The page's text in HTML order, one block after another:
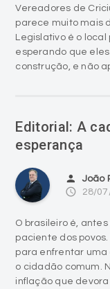
Vereadores de
parece muito mais
Legislativo é o
esperando que
construção, e não
Editorial: A
esperança
person João
access_time 28/
O brasileiro é,
paciente dos
para enfrentar
o cidadão comum.
inflação que